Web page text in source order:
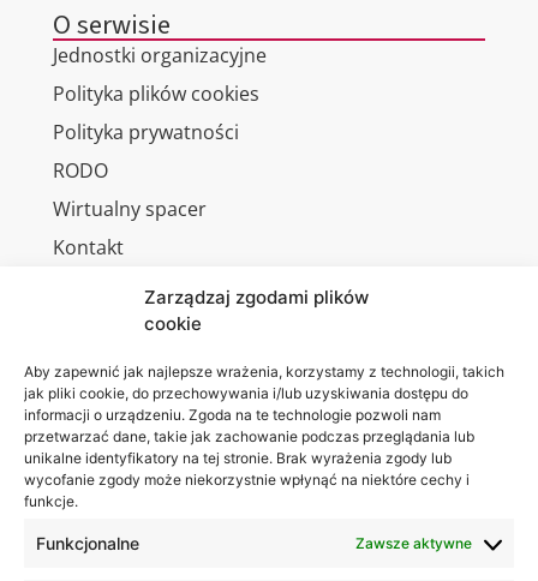
Zarządzaj zgodami plików
cookie
Aby zapewnić jak najlepsze wrażenia, korzystamy z technologii, takich
jak pliki cookie, do przechowywania i/lub uzyskiwania dostępu do
informacji o urządzeniu. Zgoda na te technologie pozwoli nam
przetwarzać dane, takie jak zachowanie podczas przeglądania lub
unikalne identyfikatory na tej stronie. Brak wyrażenia zgody lub
wycofanie zgody może niekorzystnie wpłynąć na niektóre cechy i
funkcje.
Funkcjonalne Zawsze aktywne
O serwisie
Jednostki organizacyjne
Polityka plików cookies
Polityka prywatności
RODO
Wirtualny spacer
Kontakt
Lubelska
Akademia
WSEI
ul.
Projektowa
Jesteśmy
na: